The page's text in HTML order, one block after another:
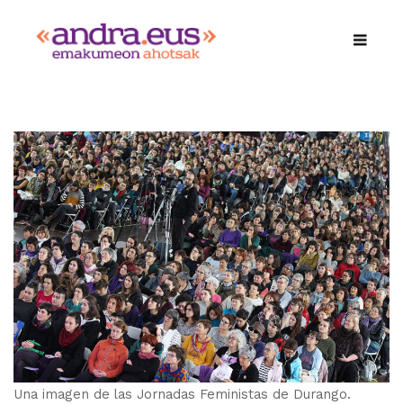
Una imagen de las Jornadas Feministas de Durango.